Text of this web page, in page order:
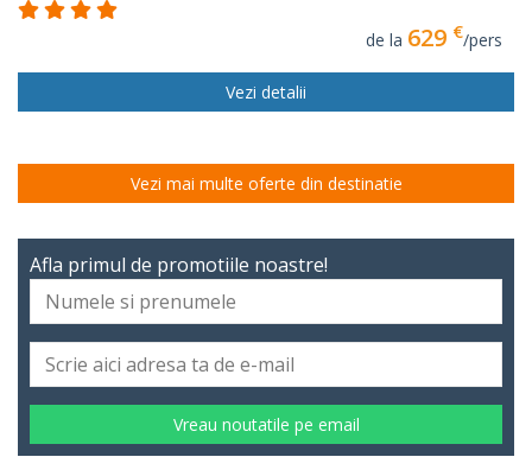
de la 629 €/pers
Vezi detalii
Vezi mai multe oferte din destinatie
Afla primul de promotiile noastre!
Vreau noutatile pe email